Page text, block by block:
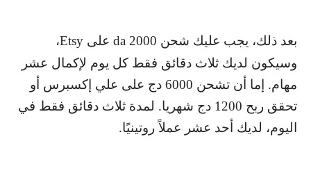
بعد ذلك، يجب عليك شحن 2000 da على Etsy،
وسيكون لديك ثلاث دقائق فقط كل يوم لإكمال عشر
مهام. إما أن تشحن 6000 دج على علي إكسبرس أو
تحقق ربح 1200 دج شهريا. لمدة ثلاث دقائق فقط في
اليوم، لديك أحد عشر عملاً روتينيًا.